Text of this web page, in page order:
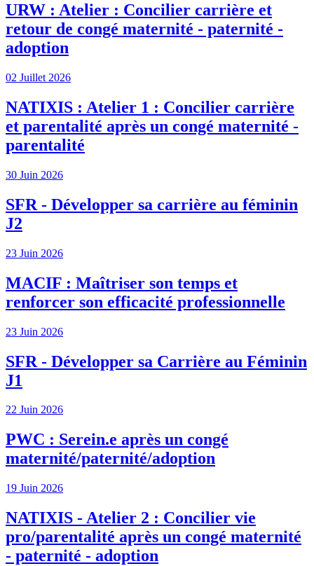
URW : Atelier : Concilier carrière et
retour de congé maternité - paternité -
adoption
02 Juillet 2026
NATIXIS : Atelier 1 : Concilier carrière
et parentalité après un congé maternité -
parentalité
30 Juin 2026
SFR - Développer sa carrière au féminin
J2
23 Juin 2026
MACIF : Maîtriser son temps et
renforcer son efficacité professionnelle
23 Juin 2026
SFR - Développer sa Carrière au Féminin
J1
22 Juin 2026
PWC : Serein.e après un congé
maternité/paternité/adoption
19 Juin 2026
NATIXIS - Atelier 2 : Concilier vie
pro/parentalité après un congé maternité
- paternité - adoption